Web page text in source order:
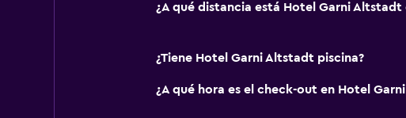
¿A qué distancia está Hotel Garni Altstadt
¿Tiene Hotel Garni Altstadt piscina?
¿A qué hora es el check-out en Hotel